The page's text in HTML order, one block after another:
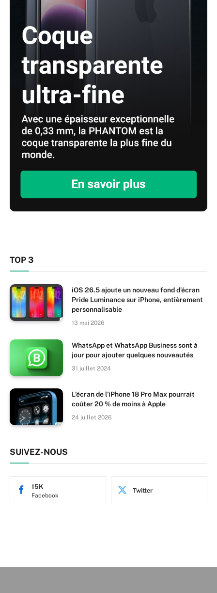
TOP 3
iOS 26.5 ajoute un nouveau fond d’écran
Pride Luminance sur iPhone, entièrement
personnalisable
13 mai 2026
WhatsApp et WhatsApp Business sont à
jour pour ajouter quelques nouveautés
31 juillet 2024
L’écran de l’iPhone 18 Pro Max pourrait
coûter 20 % de moins à Apple
24 juillet 2026
SUIVEZ-NOUS
Facebook
15K Twitter